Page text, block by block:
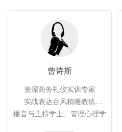
曾诗斯
资深商务礼仪实训专家
实战表达台风精雕教练
播音与主持学士、管理心理学硕士